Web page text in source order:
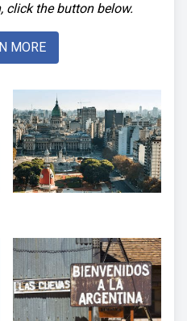
click the button below.
MORE